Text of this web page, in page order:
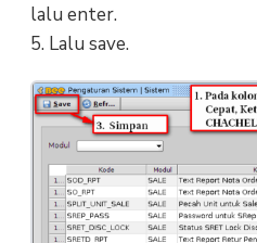
lalu enter.
5. Lalu save.